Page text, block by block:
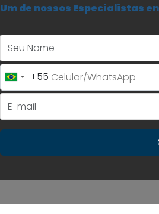
Um de nossos Especialistas
Brazil
+55
+55